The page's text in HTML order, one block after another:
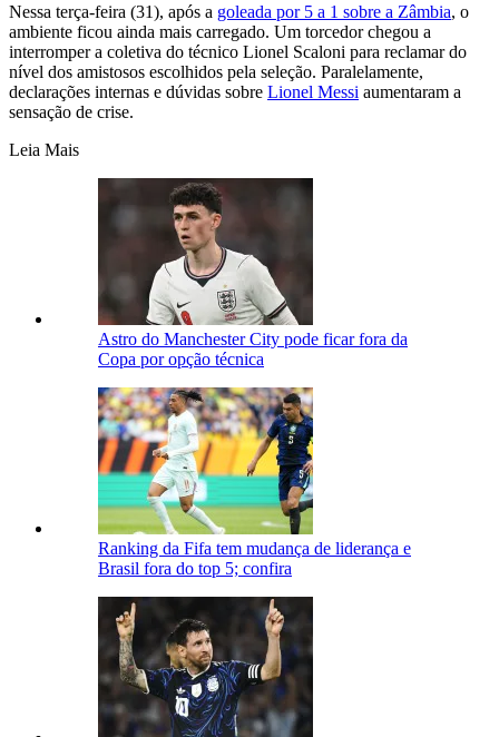
Nessa terça-feira (31), após a goleada por 5 a 1 sobre a Zâmbia, o
ambiente ficou ainda mais carregado. Um torcedor chegou a
interromper a coletiva do técnico Lionel Scaloni para reclamar do
nível dos amistosos escolhidos pela seleção. Paralelamente,
declarações internas e dúvidas sobre Lionel Messi aumentaram a
sensação de crise.
Leia Mais
Astro do Manchester City pode ficar fora da
Copa por opção técnica
Ranking da Fifa tem mudança de liderança e
Brasil fora do top 5; confira